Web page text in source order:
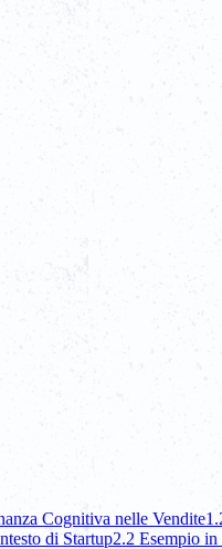
Cognitiva nelle Vendite
di Startup2.2 Esempio